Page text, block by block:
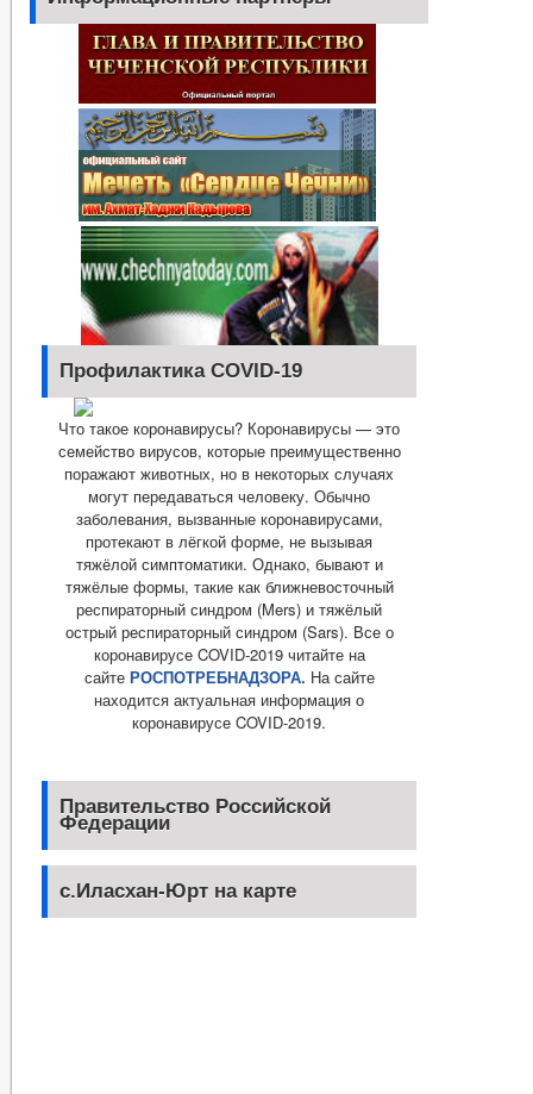
Профилактика COVID-19
Что такое коронавирусы? Коронавирусы — это
семейство вирусов, которые преимущественно
поражают животных, но в некоторых случаях
могут передаваться человеку. Обычно
заболевания, вызванные коронавирусами,
протекают в лёгкой форме, не вызывая
тяжёлой симптоматики. Однако, бывают и
тяжёлые формы, такие как ближневосточный
респираторный синдром (Mers) и тяжёлый
острый респираторный синдром (Sars). Все о
коронавирусе COVID-2019 читайте на
сайте РОСПОТРЕБНАДЗОРА. На сайте
находится актуальная информация о
коронавирусе COVID-2019.
Правительство Российской
Федерации
с.Иласхан-Юрт на карте